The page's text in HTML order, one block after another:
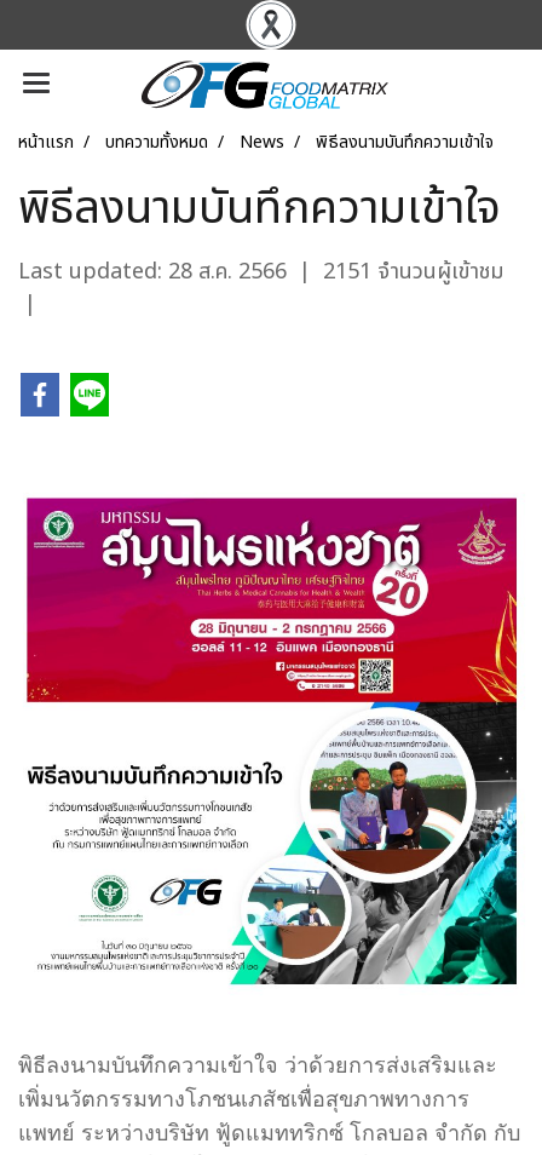
หน้าแรก บทความทั้งหมด News พิธีลงนามบันทึกความเข้าใจ
พิธีลงนามบันทึกความเข้าใจ
Last updated: 28 ส.ค. 2566 | 2151 จำนวนผู้เข้าชม
|
พิธีลงนามบันทึกความเข้าใจ ว่าด้วยการส่งเสริมและ
เพิ่มนวัตกรรมทางโภชนเภสัชเพื่อสุขภาพทางการ
แพทย์ ระหว่างบริษัท ฟู้ดแมททริกซ์ โกลบอล จำกัด กับ